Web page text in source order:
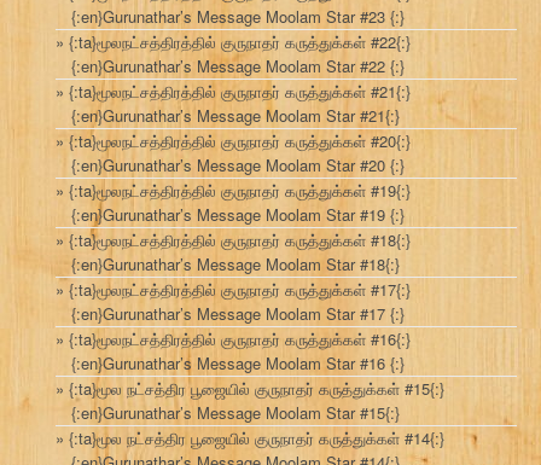
{:en}Gurunathar’s Message Moolam Star #23 {:}
{:ta}மூலநட்சத்திரத்தில் குருநாதர் கருத்துக்கள் #22{:}
{:en}Gurunathar’s Message Moolam Star #22 {:}
{:ta}மூலநட்சத்திரத்தில் குருநாதர் கருத்துக்கள் #21{:}
{:en}Gurunathar’s Message Moolam Star #21{:}
{:ta}மூலநட்சத்திரத்தில் குருநாதர் கருத்துக்கள் #20{:}
{:en}Gurunathar’s Message Moolam Star #20 {:}
{:ta}மூலநட்சத்திரத்தில் குருநாதர் கருத்துக்கள் #19{:}
{:en}Gurunathar’s Message Moolam Star #19 {:}
{:ta}மூலநட்சத்திரத்தில் குருநாதர் கருத்துக்கள் #18{:}
{:en}Gurunathar’s Message Moolam Star #18{:}
{:ta}மூலநட்சத்திரத்தில் குருநாதர் கருத்துக்கள் #17{:}
{:en}Gurunathar’s Message Moolam Star #17 {:}
{:ta}மூலநட்சத்திரத்தில் குருநாதர் கருத்துக்கள் #16{:}
{:en}Gurunathar’s Message Moolam Star #16 {:}
{:ta}மூல நட்சத்திர பூஜையில் குருநாதர் கருத்துக்கள் #15{:}
{:en}Gurunathar’s Message Moolam Star #15{:}
{:ta}மூல நட்சத்திர பூஜையில் குருநாதர் கருத்துக்கள் #14{:}